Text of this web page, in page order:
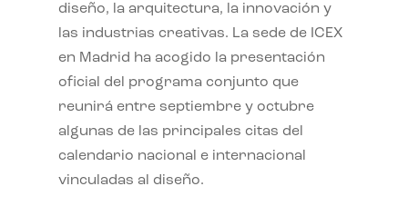
diseño, la arquitectura, la innovación y
las industrias creativas. La sede de ICEX
en Madrid ha acogido la presentación
oficial del programa conjunto que
reunirá entre septiembre y octubre
algunas de las principales citas del
calendario nacional e internacional
vinculadas al diseño.